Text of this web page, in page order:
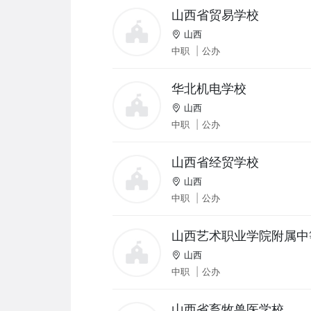
山西省贸易学校
山西
中职
公办
华北机电学校
山西
中职
公办
山西省经贸学校
山西
中职
公办
山西艺术职业学院附属
山西
中职
公办